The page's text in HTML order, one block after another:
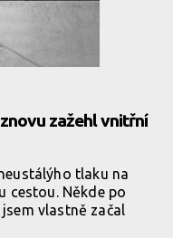
zažehl vnitřní
tlaku na
cestou. Někde po
vlastně začal